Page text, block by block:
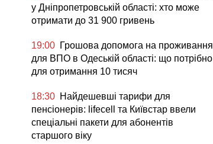
у Дніпропетровській області: хто може
отримати до 31 900 гривень
19:00 Грошова допомога на проживання
для ВПО в Одеській області: що потрібно
для отримання 10 тисяч
18:30 Найдешевші тарифи для
пенсіонерів: lifecell та Київстар ввели
спеціальні пакети для абонентів
старшого віку